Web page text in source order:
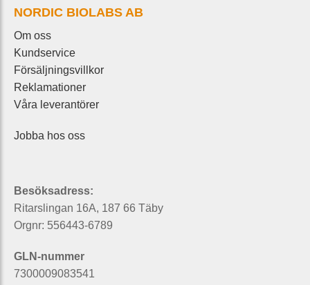
NORDIC BIOLABS AB
Om oss
Kundservice
Försäljningsvillkor
Reklamationer
Våra leverantörer
Jobba hos oss
Besöksadress:
Ritarslingan 16A, 187 66 Täby
Orgnr: 556443-6789
GLN-nummer
7300009083541